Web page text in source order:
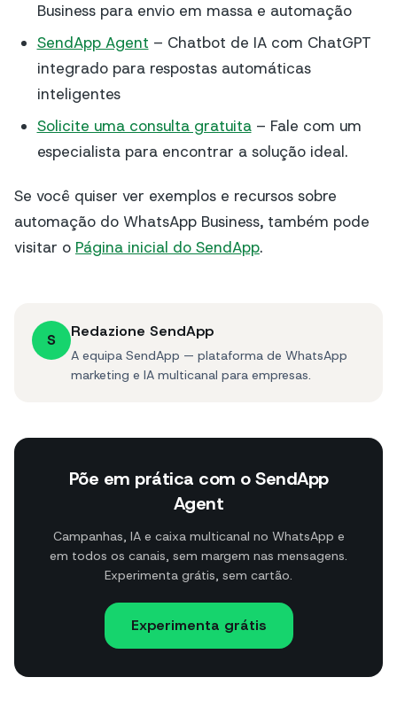
Business para envio em massa e automação
SendApp Agent – Chatbot de IA com ChatGPT
integrado para respostas automáticas
inteligentes
Solicite uma consulta gratuita– Fale com um
especialista para encontrar a solução ideal.
Se você quiser ver exemplos e recursos sobre
automação do WhatsApp Business, também pode
visitar o Página inicial do SendApp.
S Redazione SendApp
A equipa SendApp — plataforma de WhatsApp
marketing e IA multicanal para empresas.
Põe em prática com o SendApp
Agent
Campanhas, IA e caixa multicanal no WhatsApp e
em todos os canais, sem margem nas mensagens.
Experimenta grátis, sem cartão.
Experimenta grátis